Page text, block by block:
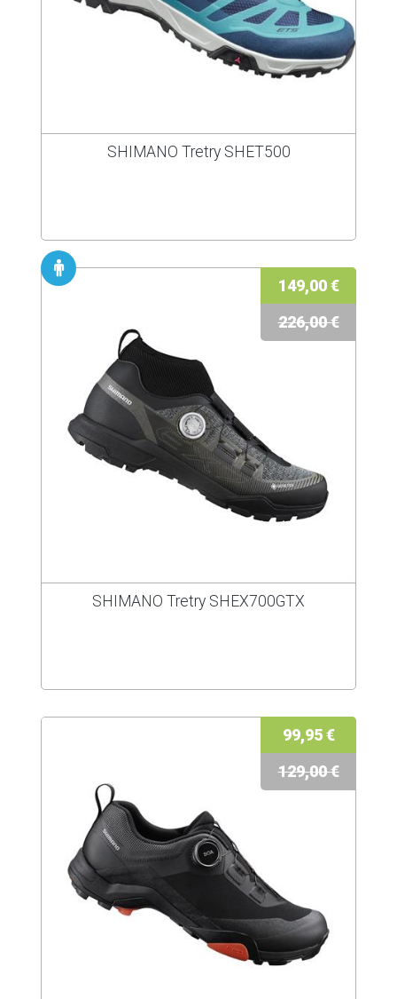
SHIMANO Tretry SHET500
149,00 €
226,00 €
SHIMANO Tretry SHEX700GTX
99,95 €
129,00 €